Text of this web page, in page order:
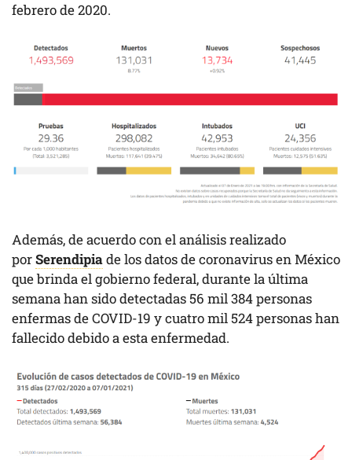
febrero de 2020.
Además, de acuerdo con el análisis realizado
porSerendipiade los datos de coronavirus en México
que brinda el gobierno federal, durante la última
semana han sido detectadas 56 mil 384 personas
enfermas de COVID-19 y cuatro mil 524 personas han
fallecido debido a esta enfermedad.